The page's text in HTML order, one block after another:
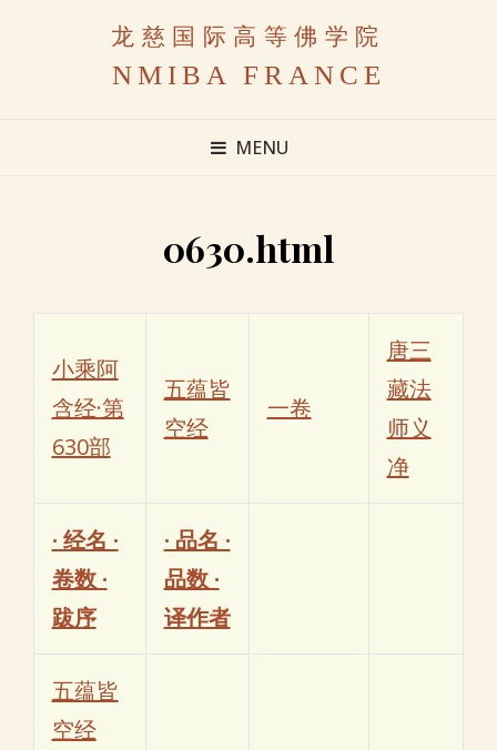
龙慈国际高等佛学院
NMIBA FRANCE
MENU
0630.html
小乘阿
含经·第
630部
五蕴皆
空经
一卷
唐三
藏法
师义
净
· 经名 ·
卷数 ·
跋序
· 品名 ·
品数 ·
译作者
五蕴皆
空经